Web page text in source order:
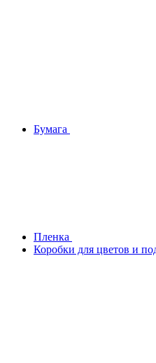
Бумага
Плeнка
Коробки для цветов и